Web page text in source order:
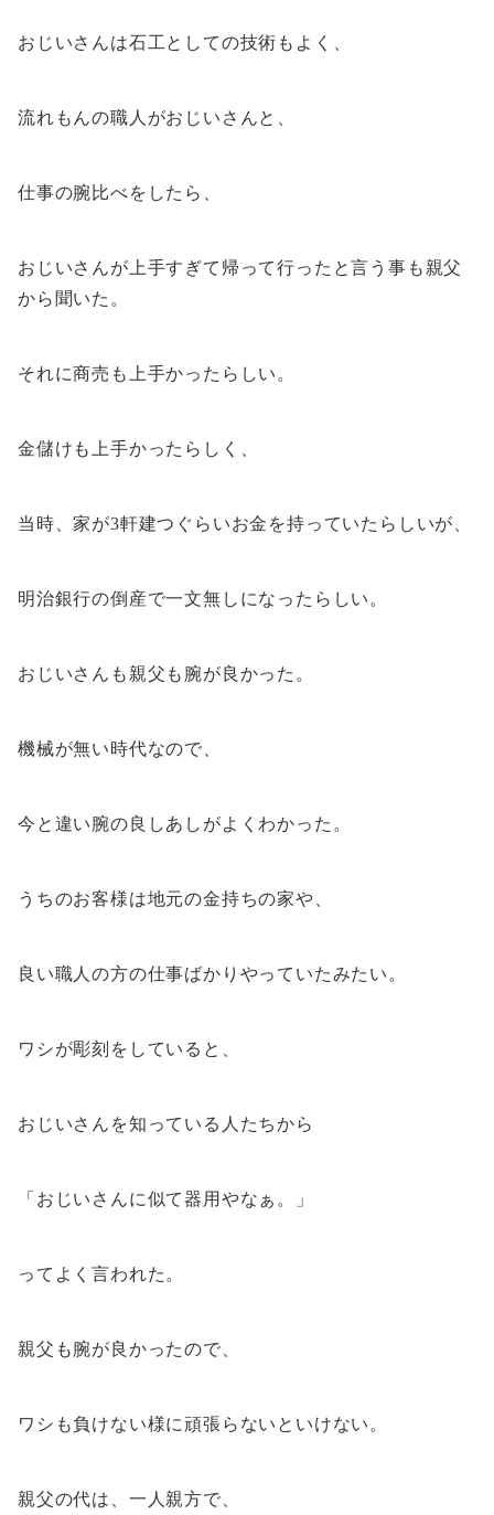
おじいさんは石工としての技術もよく、
流れもんの職人がおじいさんと、
仕事の腕比べをしたら、
おじいさんが上手すぎて帰って行ったと言う事も親父
から聞いた。
それに商売も上手かったらしい。
金儲けも上手かったらしく、
当時、家が3軒建つぐらいお金を持っていたらしいが、
明治銀行の倒産で一文無しになったらしい。
おじいさんも親父も腕が良かった。
機械が無い時代なので、
今と違い腕の良しあしがよくわかった。
うちのお客様は地元の金持ちの家や、
良い職人の方の仕事ばかりやっていたみたい。
ワシが彫刻をしていると、
おじいさんを知っている人たちから
「おじいさんに似て器用やなぁ。」
ってよく言われた。
親父も腕が良かったので、
ワシも負けない様に頑張らないといけない。
親父の代は、一人親方で、